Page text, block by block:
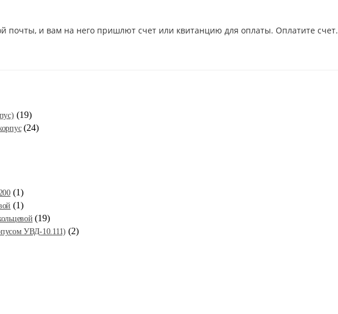
почты, и вам на него пришлют счет или квитанцию для оплаты. Оплатите счет.
(19)
(24)
(1)
(1)
(19)
УВД-10.111) (2)